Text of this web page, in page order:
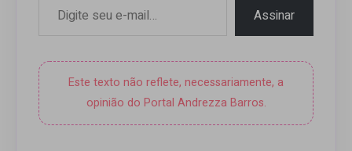
Assinar
Este texto não reflete, necessariamente, a
opinião do Portal Andrezza Barros.